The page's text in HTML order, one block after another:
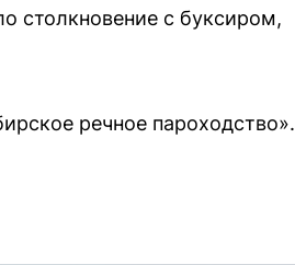
столкновение с буксиром,
речное пароходство».